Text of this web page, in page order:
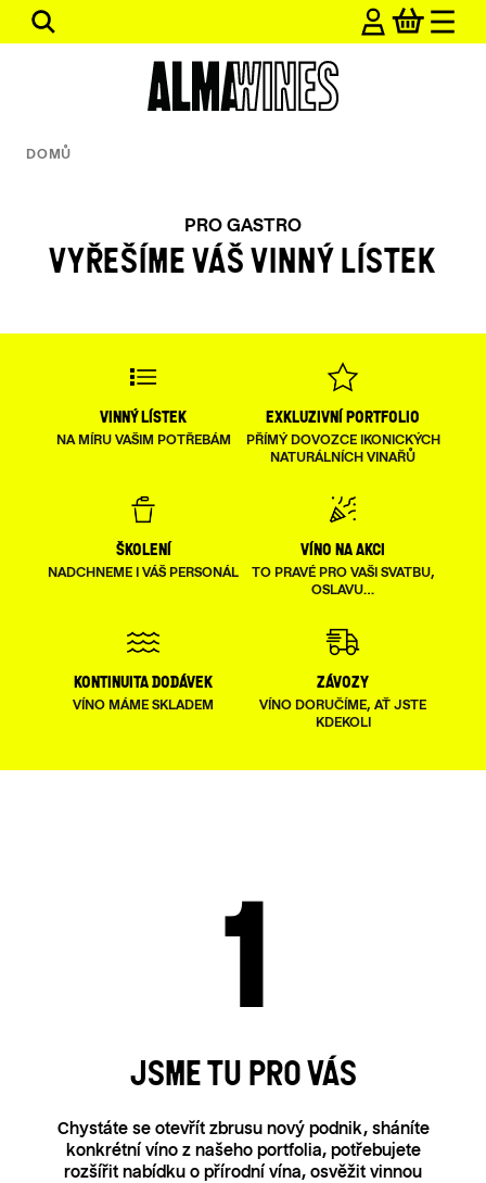
Přejít
Hledat
DOMŮ
PRO GASTRO
VYŘEŠÍME VÁŠ VINNÝ LÍSTEK
vinný lístek
NA MÍRU VAŠIM POTŘEBÁM
exkluzivní portfolio
PŘÍMÝ DOVOZCE IKONICKÝCH
NATURÁLNÍCH VINAŘŮ
školení
NADCHNEME I VÁŠ PERSONÁL
víno na akci
TO PRAVÉ PRO VAŠI SVATBU,
OSLAVU…
kontinuita dodávek
VÍNO MÁME SKLADEM
závozy
VÍNO DORUČÍME, AŤ JSTE
KDEKOLI
JSME TU PRO VÁS
Chystáte se otevřít zbrusu nový podnik, sháníte
konkrétní víno z našeho portfolia, potřebujete
rozšířit nabídku o přírodní vína, osvěžit vinnou